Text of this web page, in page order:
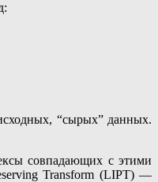
“сырых” данных.
совпадающих с этими
Transform (LIPT) —